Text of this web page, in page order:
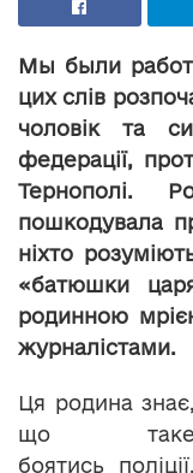
Мы были
цих слів
чоловік та
федерації,
Тернополі.
пошкодувала
ніхто
«батюшки
родинною
журналістами.
Ця родина знає,
що таке
боятись поліції,